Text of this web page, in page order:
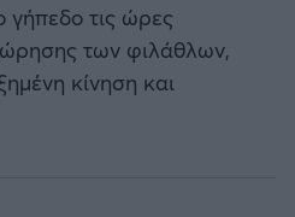
γήπεδο τις ώρες
των φιλάθλων,
κίνηση και